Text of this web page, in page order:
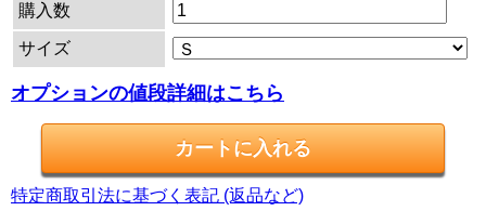
購入数
サイズ
オプションの値段詳細はこちら
特定商取引法に基づく表記 (返品など)